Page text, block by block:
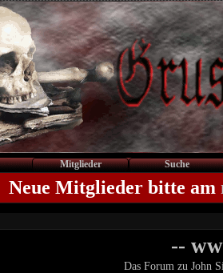
Mitglieder Suche
Neue Mitglieder bitte am
--
Das Forum zu John